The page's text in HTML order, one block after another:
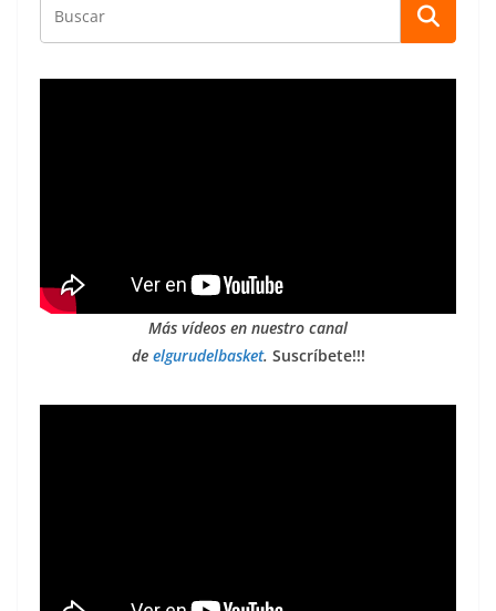
Más vídeos en nuestro canal
de elgurudelbasket. Suscríbete!!!